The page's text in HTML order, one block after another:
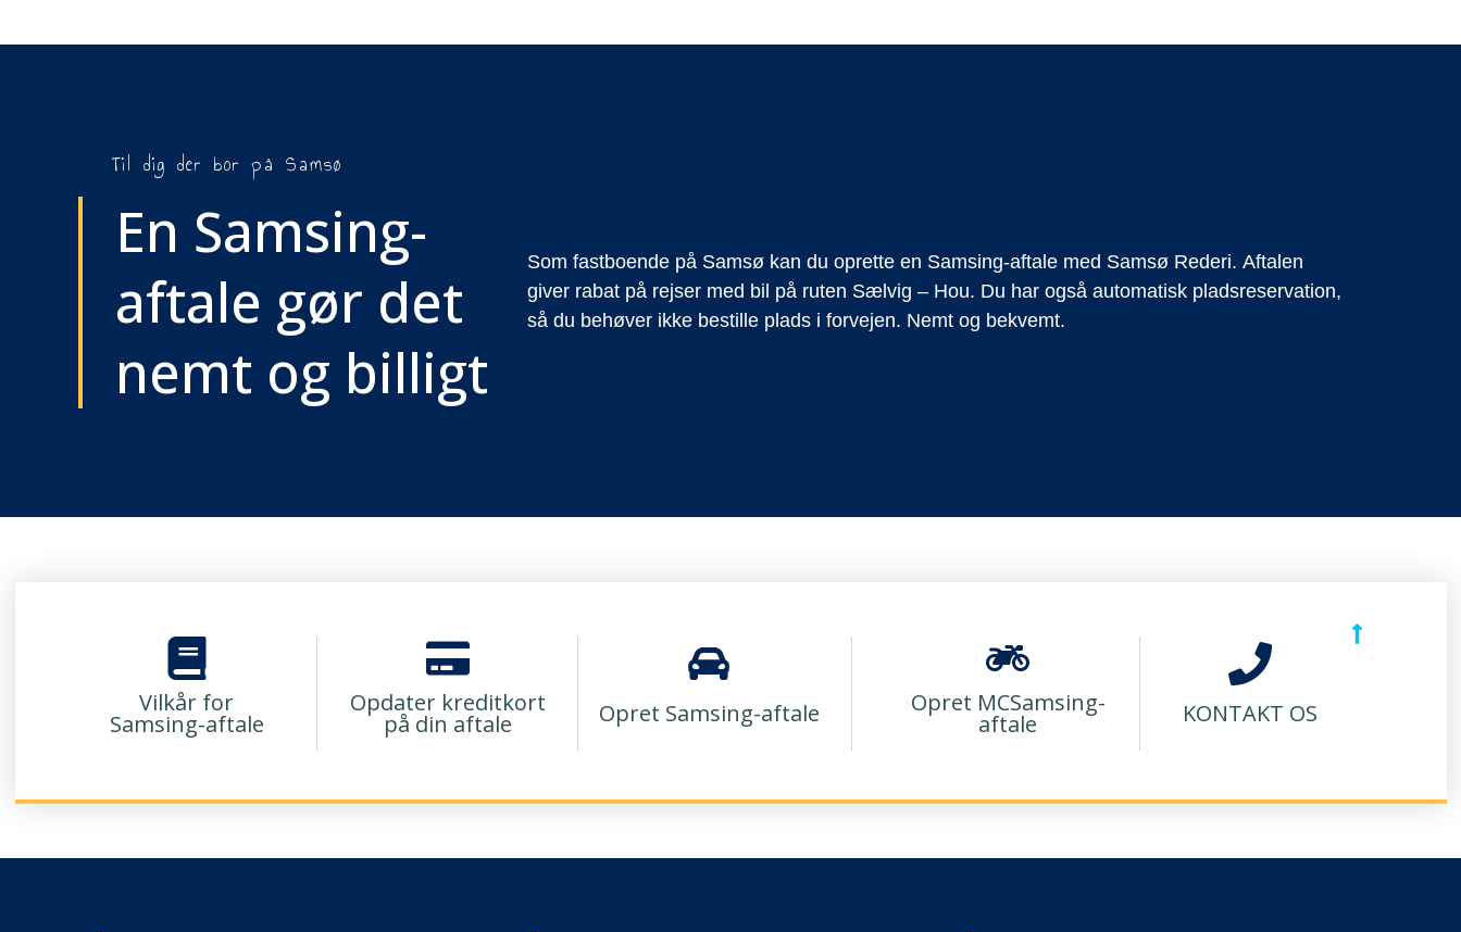
Til dig der bor på Samsø
En Samsing-
aftale gør det
nemt og billigt
Som fastboende på Samsø kan du oprette en Samsing-aftale med Samsø Rederi. Aftalen
giver rabat på rejser med bil på ruten Sælvig – Hou. Du har også automatisk pladsreservation,
så du behøver ikke bestille plads i forvejen. Nemt og bekvemt.
Vilkår for
Samsing-aftale
Opdater kreditkort
på din aftale Opret Samsing-aftale Opret MCSamsing-
aftale KONTAKT OS